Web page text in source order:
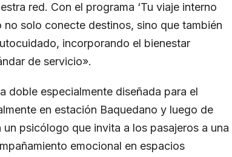
red. Con el programa ‘Tu viaje interno
solo conecte destinos, sino que también
incorporando el bienestar
de servicio».
doble especialmente diseñada para el
en estación Baquedano y luego de
psicólogo que invita a los pasajeros a una
emocional en espacios